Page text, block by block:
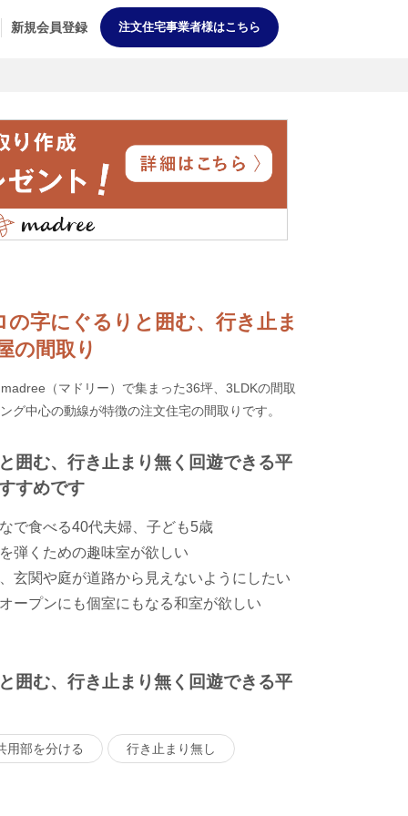
新規会員登録 注文住宅事業者様はこちら
の字にぐるりと囲む、行き止ま
の間取り
（マドリー）で集まった36坪、3LDKの間取
グ中心の動線が特徴の注文住宅の間取りです。
囲む、行き止まり無く回遊できる平
すめです
で食べる40代夫婦、子ども5歳
弾くための趣味室が欲しい
玄関や庭が道路から見えないようにしたい
ープンにも個室にもなる和室が欲しい
囲む、行き止まり無く回遊できる平
用部を分ける 行き止まり無し